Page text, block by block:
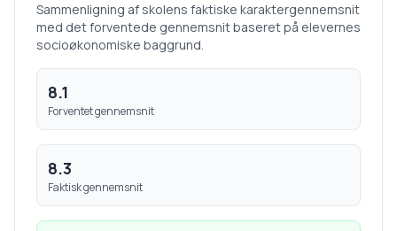
Sammenligning af skolens faktiske karaktergennemsnit
med det forventede gennemsnit baseret på elevernes
socioøkonomiske baggrund.
8.1
Forventet gennemsnit
8.3
Faktisk gennemsnit